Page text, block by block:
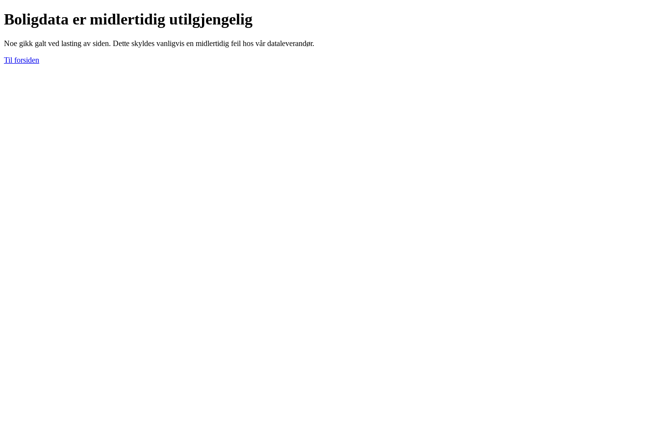
Boligdata er midlertidig utilgjengelig
Noe gikk galt ved lasting av siden. Dette skyldes vanligvis en midlertidig feil hos vår dataleverandør.
Til forsiden